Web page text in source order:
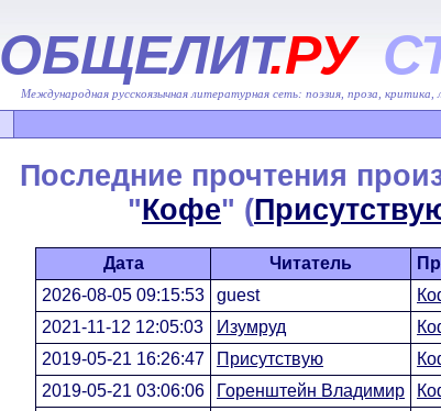
ОБЩЕЛИТ.РУ
Международная русскоязычная литературная сеть: поэзия, проза, критика,
Последние прочтения
"Кофе" (
Дата Читатель
2026-08-05 09:15:53
guest
2021-11-12 12:05:03
Изумруд
2019-05-21 16:26:47
Присутствую
2019-05-21 03:06:06
Горенштейн Владимир